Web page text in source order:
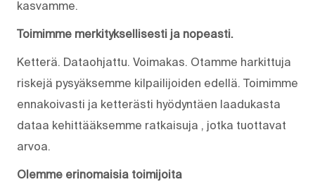
kasvamme.
Toimimme merkityksellisesti ja nopeasti.
Ketterä. Dataohjattu. Voimakas. Otamme harkittuja
riskejä pysyäksemme kilpailijoiden edellä. Toimimme
ennakoivasti ja ketterästi hyödyntäen laadukasta
dataa kehittääksemme ratkaisuja , jotka tuottavat
arvoa.
Olemme erinomaisia toimijoita